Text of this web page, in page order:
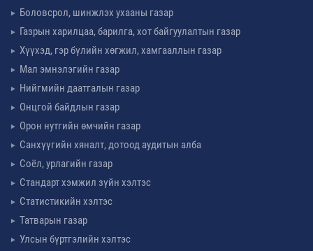
Боловсрол, шинжлэх ухааны газар
Газрын харилцаа, барилга, хот байгуулалтын газар
Хүүхэд, гэр бүлийн хөгжил, хамгааллын газар
Мал эмнэлэгийн газар
Нийгмийн даатгалын газар
Онцгой байдлын газар
Орон нутгийн өмчийн газар
Санхүүгийн хяналт, дотоод аудитын алба
Соёл, урлагийн газар
Стандарт хэмжил зүйн хэлтэс
Статистикийн хэлтэс
Татварын газар
Улсын бүртгэлийн хэлтэс